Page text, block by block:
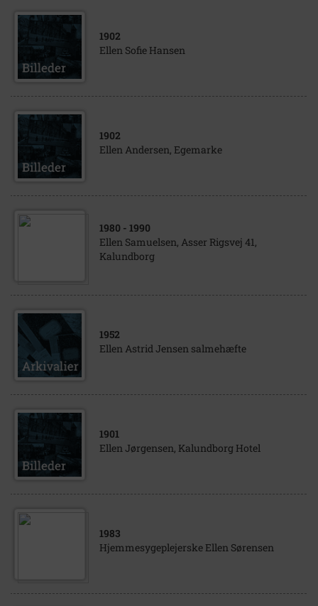
1902
Ellen Sofie Hansen
1902
Ellen Andersen, Egemarke
1980 - 1990
Ellen Samuelsen, Asser Rigsvej 41,
Kalundborg
1952
Ellen Astrid Jensen salmehæfte
1901
Ellen Jørgensen, Kalundborg Hotel
1983
Hjemmesygeplejerske Ellen Sørensen